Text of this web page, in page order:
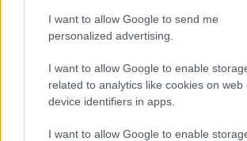
I want to allow Google to send me
personalized advertising.
I want to allow Google to enable
related to analytics like cookies on web
device identifiers in apps.
I want to allow Google to enable
ακροδεξιάς.
Δεν μας άκουσε όταν
απέρριψε την τροπολογία που
καταθέσει και αποτελούσε την
τον αποκλεισμό των νεοναζί.